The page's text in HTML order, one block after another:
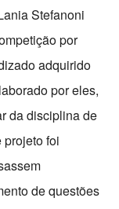
Stefanoni
por
adquirido
por eles,
da disciplina de
projeto foi
de questões